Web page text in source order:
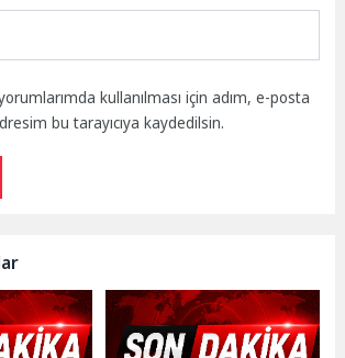
kullanılması için adım, e-posta
bu tarayıcıya kaydedilsin.